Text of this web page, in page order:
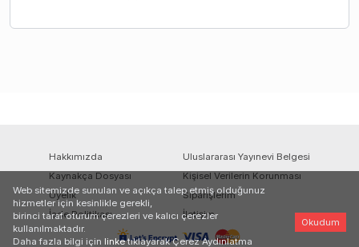
Hakkımızda
Uluslararası Yayınevi Belgesi
Kaynakça Dosyası
Kişisel Verilerin Korunması
Üyelik
Siparişlerim
İade Politikası
İletişim
Web sitemizde sunulan ve açıkça talep etmiş olduğunuz
hizmetler için kesinlikle gerekli,
birinci taraf oturum çerezleri ve kalıcı çerezler
kullanılmaktadır.
Daha fazla bilgi için linke tıklayarak Çerez Aydınlatma
Okudum